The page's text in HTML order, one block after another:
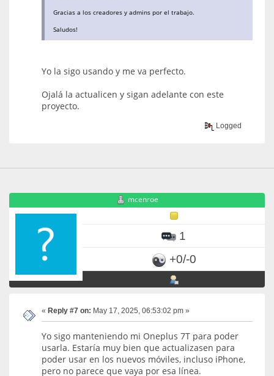
Gracias a los creadores y admins por el trabajo.
Saludos!
Yo la sigo usando y me va perfecto.
Ojalá la actualicen y sigan adelante con este
proyecto.
Logged
mcenroe
1
+0/-0
« Reply #7 on: May 17, 2025, 06:53:02 pm »
Yo sigo manteniendo mi Oneplus 7T para poder
usarla. Estaría muy bien que actualizasen para
poder usar en los nuevos móviles, incluso iPhone,
pero no parece que vaya por esa línea.